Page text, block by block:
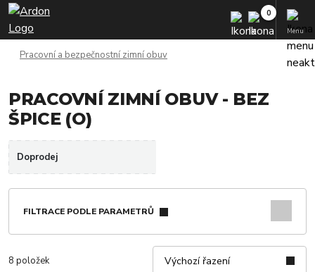
Menu
Pracovní a bezpečnostní zimní obuv
PRACOVNÍ ZIMNÍ OBUV - BEZ
ŠPICE (O)
Doprodej
FILTRACE PODLE PARAMETRŮ
8 položek Výchozí řazení